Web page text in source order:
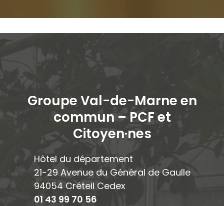
Groupe Val-de-Marne en
commun – PCF et
Citoyen·nes
Hôtel du département
21-29 Avenue du Général de Gaulle
94054 Créteil Cedex
01 43 99 70 56